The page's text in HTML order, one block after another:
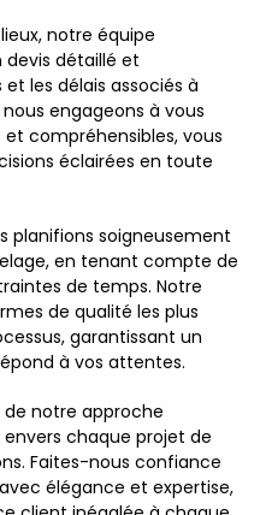
notre équipe
détaillé et
les délais associés à
engageons à vous
compréhensibles, vous
éclairées en toute
planifions soigneusement
en tenant compte de
de temps. Notre
de qualité les plus
garantissant un
à vos attentes.
de notre approche
chaque projet de
Faites-nous confiance
élégance et expertise,